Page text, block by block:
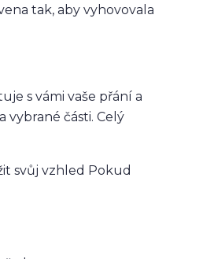
tak, aby vyhovovala
s vámi vaše přání a
části. Celý
svůj vzhled Pokud